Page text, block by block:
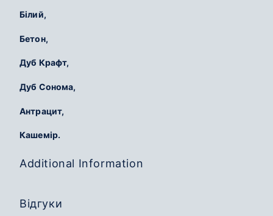
Білий,
Бетон,
Дуб Крафт,
Дуб Сонома,
Антрацит,
Кашемір.
Additional Information
Відгуки